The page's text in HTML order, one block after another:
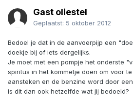
Gast oliestel
Geplaatst: 5 oktober 2012
Bedoel je dat in de aanvoerpijp een
doekje bij of iets dergelijks.
Je moet met een pompje het onderste
spiritus in het kommetje doen om voor
aansteken en de benzine word door
is dit dan ook hetzelfde wat jij bedoeld?